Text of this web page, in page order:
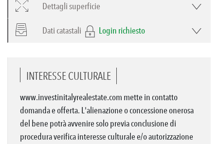
Dettagli superficie
Dati catastali Login richiesto
INTERESSE CULTURALE
www.investinitalyrealestate.com mette in contatto
domanda e offerta. L'alienazione o concessione onerosa
del bene potrà avvenire solo previa conclusione di
procedura verifica interesse culturale e/o autorizzazione